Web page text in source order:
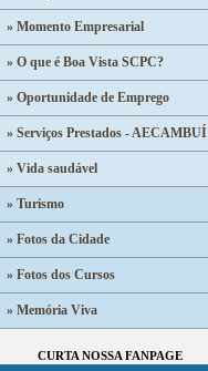
» Momento Empresarial
» O que é Boa Vista SCPC?
» Oportunidade de Emprego
» Serviços Prestados - AECAMBUÍ
» Vida saudável
» Turismo
» Fotos da Cidade
» Fotos dos Cursos
» Memória Viva
CURTA NOSSA FANPAGE